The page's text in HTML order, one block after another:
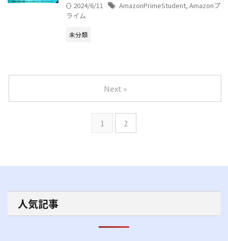
2024/6/11 AmazonPrimeStudent, Amazonプ
ライム
未分類
1 2
Next »
人気記事